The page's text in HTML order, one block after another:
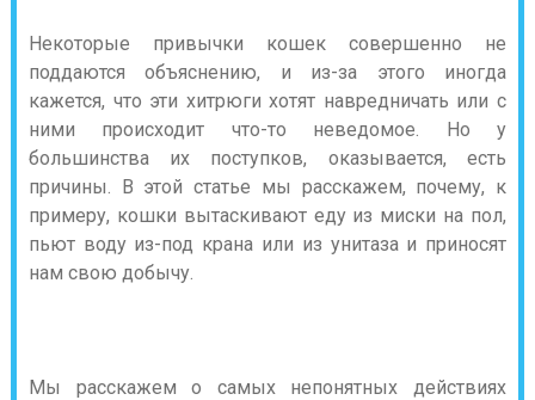
Некоторые привычки кошек совершенно не
поддаются объяснению, и из-за этого иногда
кажется, что эти хитрюги хотят навредничать или с
ними происходит что-то неведомое. Но у
большинства их поступков, оказывается, есть
причины. В этой статье мы расскажем, почему, к
примеру, кошки вытаскивают еду из миски на пол,
пьют воду из-под крана или из унитаза и приносят
нам свою добычу.
Мы расскажем о самых непонятных действиях